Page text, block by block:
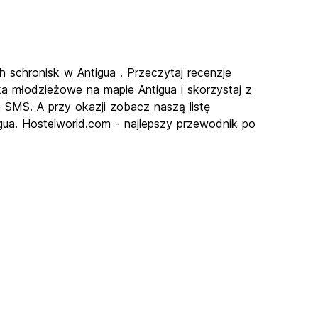
schronisk w Antigua . Przeczytaj recenzje
młodzieżowe na mapie Antigua i skorzystaj z
A przy okazji zobacz naszą listę
Hostelworld.com - najlepszy przewodnik po